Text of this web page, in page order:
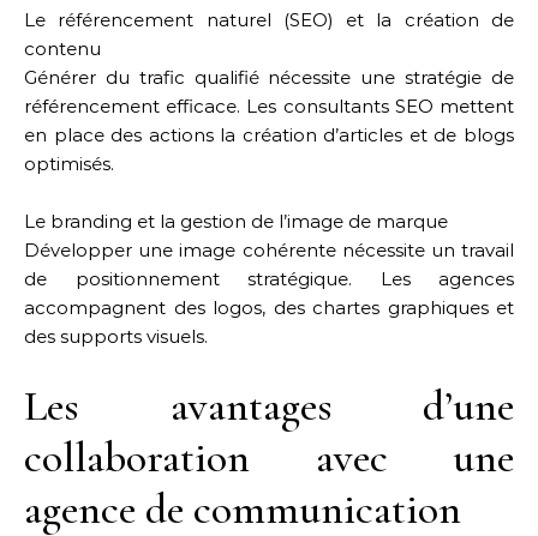
Le référencement naturel (SEO) et la création de
contenu
Générer du trafic qualifié nécessite une stratégie de
référencement efficace. Les consultants SEO mettent
en place des actions la création d’articles et de blogs
optimisés.
Le branding et la gestion de l’image de marque
Développer une image cohérente nécessite un travail
de positionnement stratégique. Les agences
accompagnent des logos, des chartes graphiques et
des supports visuels.
Les avantages d’une
collaboration avec une
agence de communication